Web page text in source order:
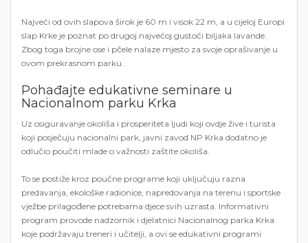
Najveći od ovih slapova širok je 60 m i visok 22 m, a u cijeloj Europi
slap Krke je poznat po drugoj najvećoj gustoći biljaka lavande.
Zbog toga brojne ose i pčele nalaze mjesto za svoje oprašivanje u
ovom prekrasnom parku.
Pohađajte edukativne seminare u
Nacionalnom parku Krka
Uz osiguravanje okoliša i prosperiteta ljudi koji ovdje žive i turista
koji posječuju nacionalni park, javni zavod NP Krka dodatno je
odlučio poučiti mlade o važnosti zaštite okoliša.
To se postiže kroz poučne programe koji uključuju razna
predavanja, ekološke radionice, napredovanja na terenu i sportske
vježbe prilagođene potrebama djece svih uzrasta. Informativni
program provode nadzornik i djelatnici Nacionalnog parka Krka
koje podržavaju treneri i učitelji, a ovi se edukativni programi